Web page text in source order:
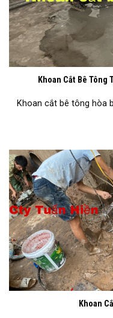
Khoan Cắt Bê Tông
Khoan cắt bê tông hòa
Khoan